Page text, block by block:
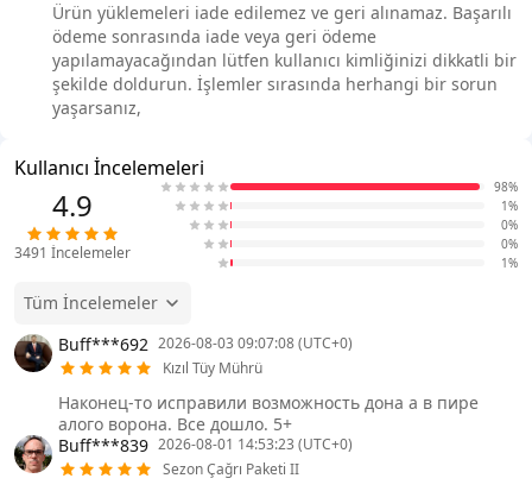
Ürün yüklemeleri iade edilemez ve geri alınamaz. Başarılı
ödeme sonrasında iade veya geri ödeme
yapılamayacağından lütfen kullanıcı kimliğinizi dikkatli bir
şekilde doldurun. İşlemler sırasında herhangi bir sorun
yaşarsanız,
Kullanıcı İncelemeleri
4.9
3491 İncelemeler
98%
1%
0%
0%
1%
Tüm İncelemeler
Buff***692 2026-08-03 09:07:08 (UTC+0)
Kızıl Tüy Mührü
Наконец-то исправили возможность дона а в пире
алого ворона. Все дошло. 5+
Buff***839 2026-08-01 14:53:23 (UTC+0)
Sezon Çağrı Paketi II